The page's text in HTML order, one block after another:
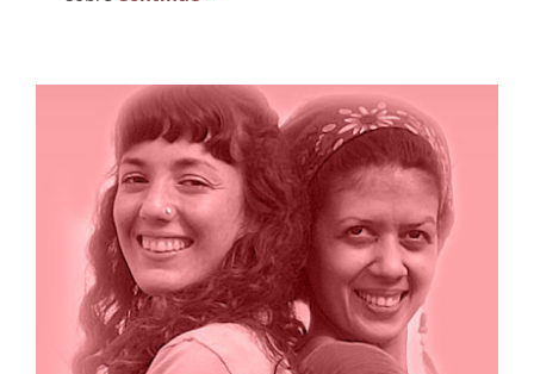
Paola y Jariksa: Abren camino con la
energía solar